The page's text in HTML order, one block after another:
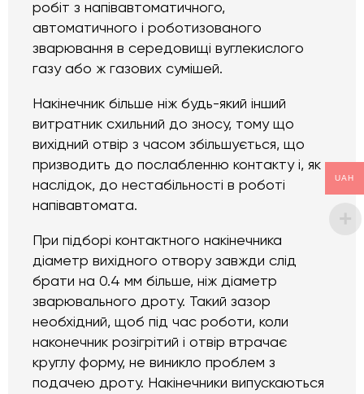
робіт з напівавтоматичного,
автоматичного і роботизованого
зварювання в середовищі вуглекислого
газу або ж газових сумішей.
Накінечник більше ніж будь-який інший
витратник схильний до зносу, тому що
вихідний отвір з часом збільшується, що
призводить до послабленню контакту і, як
наслідок, до нестабільності в роботі
напівавтомата.
При підборі контактного накінечника
діаметр вихідного отвору завжди слід
брати на 0.4 мм більше, ніж діаметр
зварювального дроту. Такий зазор
необхідний, щоб під час роботи, коли
наконечник розігрітий і отвір втрачає
круглу форму, не виникло проблем з
подачею дроту. Накінечники випускаються
UAH